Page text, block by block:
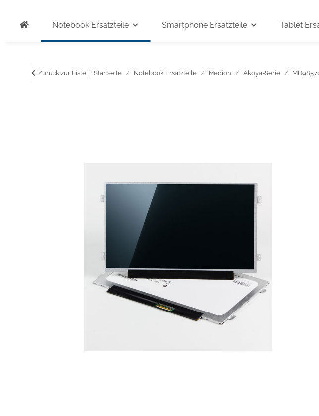
Notebook Ersatzteile Smartphone Ersatzteile Tablet
Zurück zur Liste Startseite Notebook Ersatzteile Medion Akoya-Serie